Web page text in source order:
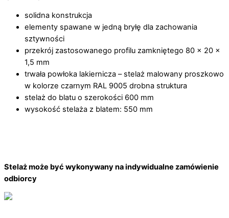
solidna konstrukcja
elementy spawane w jedną bryłę dla zachowania
sztywności
przekrój zastosowanego profilu zamkniętego 80 x 20 x
1,5 mm
trwała powłoka lakiernicza – stelaż malowany proszkowo
w kolorze czarnym RAL 9005 drobna struktura
stelaż do blatu o szerokości 600 mm
wysokość stelaża z blatem: 550 mm
Stelaż może być wykonywany na indywidualne zamówienie
odbiorcy